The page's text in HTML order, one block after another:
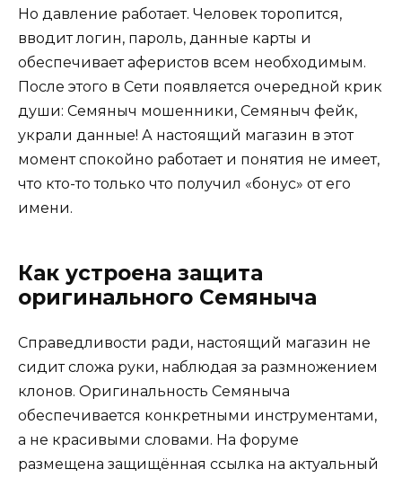
Но давление работает. Человек торопится,
вводит логин, пароль, данные карты и
обеспечивает аферистов всем необходимым.
После этого в Сети появляется очередной крик
души: Семяныч мошенники, Семяныч фейк,
украли данные! А настоящий магазин в этот
момент спокойно работает и понятия не имеет,
что кто-то только что получил «бонус» от его
имени.
Как устроена защита
оригинального Семяныча
Справедливости ради, настоящий магазин не
сидит сложа руки, наблюдая за размножением
клонов. Оригинальность Семяныча
обеспечивается конкретными инструментами,
а не красивыми словами. На форуме
размещена защищённая ссылка на актуальный